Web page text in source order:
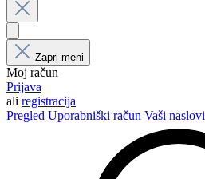
Zapri meni
Moj račun
Prijava
ali registracija
Pregled Uporabniški račun Vaši naslovi